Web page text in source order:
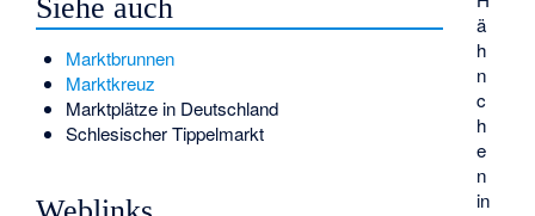
ä
h
n
c
h
e
n
in
Siehe auch
Marktbrunnen
Marktkreuz
Marktplätze in Deutschland
Schlesischer Tippelmarkt